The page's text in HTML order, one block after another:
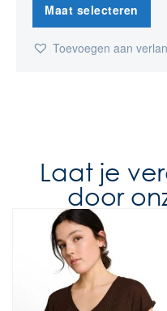
Maat selecteren
Toevoegen aan
Laat je
door